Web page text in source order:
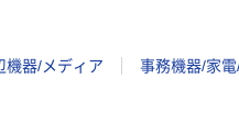
機器/メディア 事務機器/家